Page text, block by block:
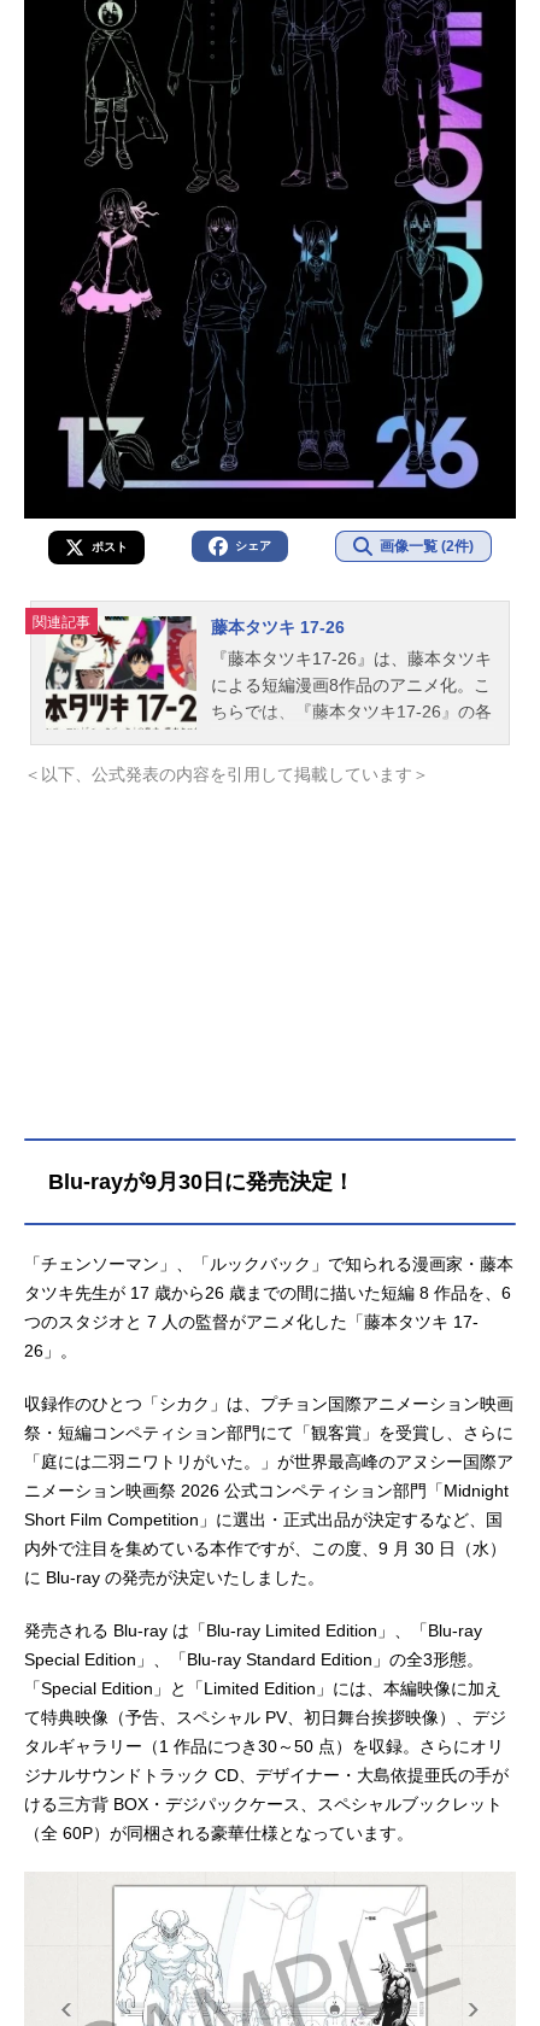
ポスト シェア 画像一覧 (2件)
関連記事
藤本タツキ 17-26
『藤本タツキ17-26』は、藤本タツキ
による短編漫画8作品のアニメ化。こ
ちらでは、『藤本タツキ17-26』の各
メ記事をご紹介！
＜以下、公式発表の内容を引用して掲載しています＞
Blu-rayが9月30日に発売決定！
「チェンソーマン」、「ルックバック」で知られる漫画家・藤本
タツキ先生が 17 歳から26 歳までの間に描いた短編 8 作品を、6
つのスタジオと 7 人の監督がアニメ化した「藤本タツキ 17-
26」。
収録作のひとつ「シカク」は、プチョン国際アニメーション映画
祭・短編コンペティション部門にて「観客賞」を受賞し、さらに
「庭には二羽ニワトリがいた。」が世界最高峰のアヌシー国際ア
ニメーション映画祭 2026 公式コンペティション部門「Midnight
Short Film Competition」に選出・正式出品が決定するなど、国
内外で注目を集めている本作ですが、この度、9 月 30 日（水）
に Blu-ray の発売が決定いたしました。
発売される Blu-ray は「Blu-ray Limited Edition」、「Blu-ray
Special Edition」、「Blu-ray Standard Edition」の全3形態。
「Special Edition」と「Limited Edition」には、本編映像に加え
て特典映像（予告、スペシャル PV、初日舞台挨拶映像）、デジ
タルギャラリー（1 作品につき30～50 点）を収録。さらにオリ
ジナルサウンドトラック CD、デザイナー・大島依提亜氏の手が
ける三方背 BOX・デジパックケース、スペシャルブックレット
（全 60P）が同梱される豪華仕様となっています。